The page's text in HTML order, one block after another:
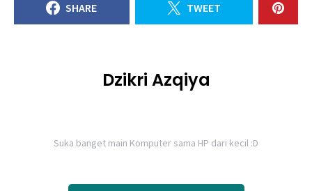
SHARE TWEET
Dzikri Azqiya
Suka banget main Komputer sama HP dari kecil :D